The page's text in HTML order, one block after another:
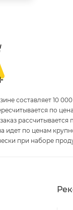
составляет 10 000
по
рассчитывается
идет по ценам
при наборе